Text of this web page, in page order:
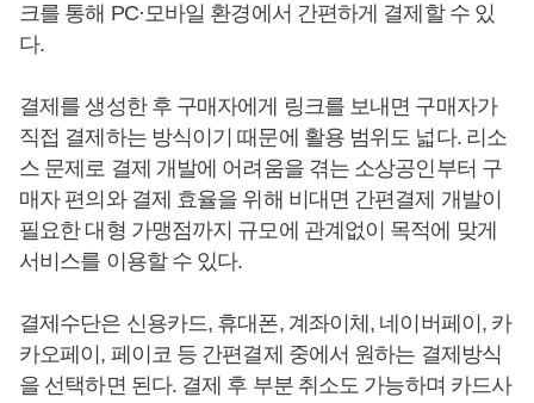
크를 통해 PC·모바일 환경에서 간편하게 결제할 수 있
다.
결제를 생성한 후 구매자에게 링크를 보내면 구매자가
직접 결제하는 방식이기 때문에 활용 범위도 넓다. 리소
스 문제로 결제 개발에 어려움을 겪는 소상공인부터 구
매자 편의와 결제 효율을 위해 비대면 간편결제 개발이
필요한 대형 가맹점까지 규모에 관계없이 목적에 맞게
서비스를 이용할 수 있다.
결제수단은 신용카드, 휴대폰, 계좌이체, 네이버페이, 카
카오페이, 페이코 등 간편결제 중에서 원하는 결제방식
을 선택하면 된다. 결제 후 부분 취소도 가능하며 카드사